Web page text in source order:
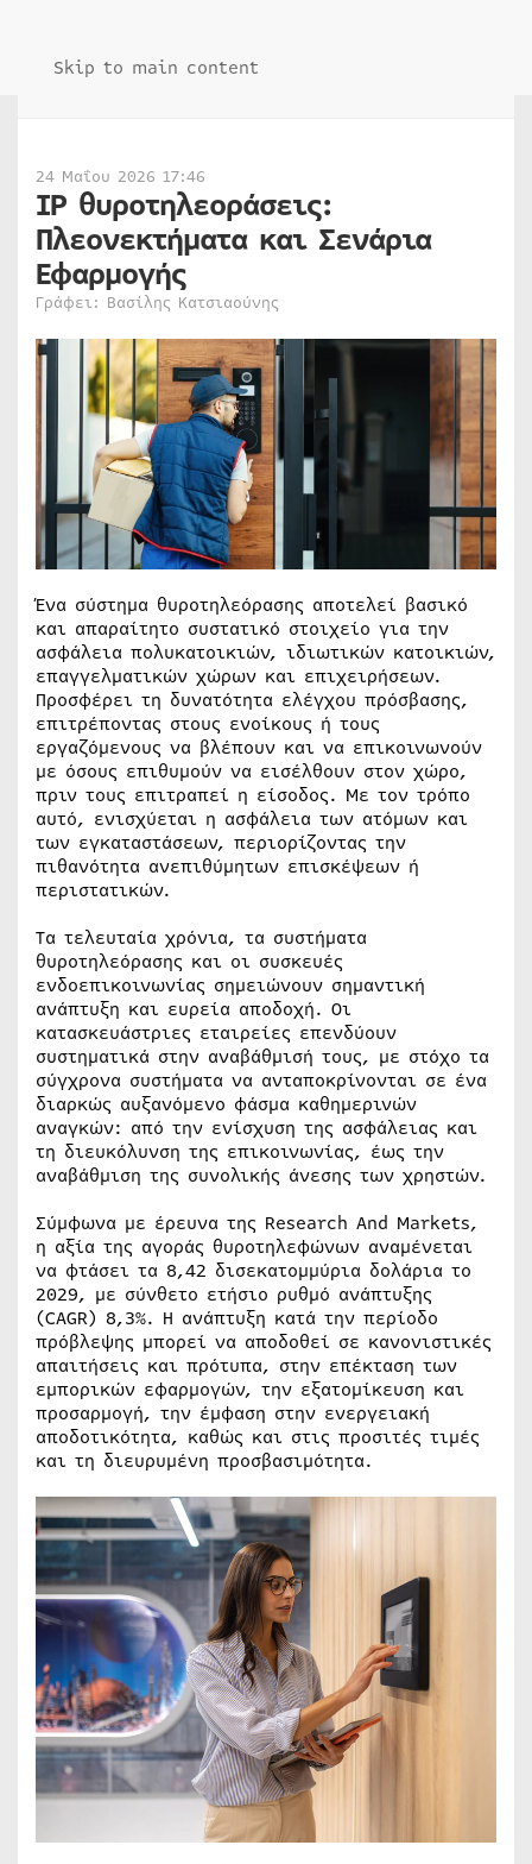
Skip to main content
24 Μαΐου 2026 17:46
IP θυροτηλεοράσεις:
Πλεονεκτήματα και Σενάρια
Εφαρμογής
Γράφει: Βασίλης Κατσιαούνης
Ένα σύστημα θυροτηλεόρασης αποτελεί βασικό
και απαραίτητο συστατικό στοιχείο για την
ασφάλεια πολυκατοικιών, ιδιωτικών κατοικιών,
επαγγελματικών χώρων και επιχειρήσεων.
Προσφέρει τη δυνατότητα ελέγχου πρόσβασης,
επιτρέποντας στους ενοίκους ή τους
εργαζόμενους να βλέπουν και να επικοινωνούν
με όσους επιθυμούν να εισέλθουν στον χώρο,
πριν τους επιτραπεί η είσοδος. Με τον τρόπο
αυτό, ενισχύεται η ασφάλεια των ατόμων και
των εγκαταστάσεων, περιορίζοντας την
πιθανότητα ανεπιθύμητων επισκέψεων ή
περιστατικών.
Τα τελευταία χρόνια, τα συστήματα
θυροτηλεόρασης και οι συσκευές
ενδοεπικοινωνίας σημειώνουν σημαντική
ανάπτυξη και ευρεία αποδοχή. Οι
κατασκευάστριες εταιρείες επενδύουν
συστηματικά στην αναβάθμισή τους, με στόχο τα
σύγχρονα συστήματα να ανταποκρίνονται σε ένα
διαρκώς αυξανόμενο φάσμα καθημερινών
αναγκών: από την ενίσχυση της ασφάλειας και
τη διευκόλυνση της επικοινωνίας, έως την
αναβάθμιση της συνολικής άνεσης των χρηστών.
Σύμφωνα με έρευνα της Research And Markets,
η αξία της αγοράς θυροτηλεφώνων αναμένεται
να φτάσει τα 8,42 δισεκατομμύρια δολάρια το
2029, με σύνθετο ετήσιο ρυθμό ανάπτυξης
(CAGR) 8,3%. Η ανάπτυξη κατά την περίοδο
πρόβλεψης μπορεί να αποδοθεί σε κανονιστικές
απαιτήσεις και πρότυπα, στην επέκταση των
εμπορικών εφαρμογών, την εξατομίκευση και
προσαρμογή, την έμφαση στην ενεργειακή
αποδοτικότητα, καθώς και στις προσιτές τιμές
και τη διευρυμένη προσβασιμότητα.